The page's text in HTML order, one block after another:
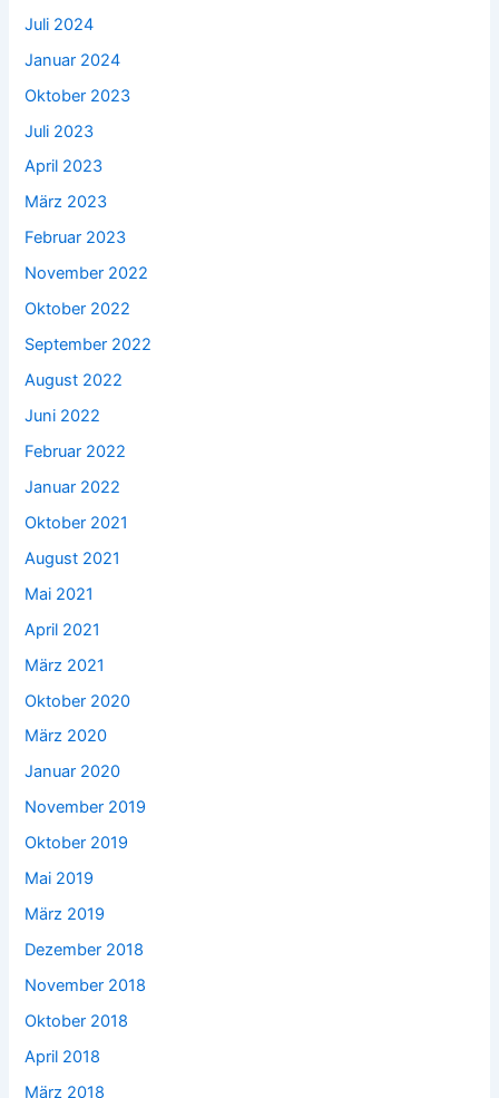
Juli 2024
Januar 2024
Oktober 2023
Juli 2023
April 2023
März 2023
Februar 2023
November 2022
Oktober 2022
September 2022
August 2022
Juni 2022
Februar 2022
Januar 2022
Oktober 2021
August 2021
Mai 2021
April 2021
März 2021
Oktober 2020
März 2020
Januar 2020
November 2019
Oktober 2019
Mai 2019
März 2019
Dezember 2018
November 2018
Oktober 2018
April 2018
März 2018